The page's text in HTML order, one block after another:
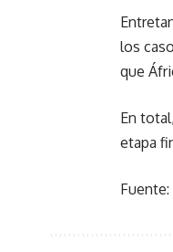
los
que
En
etapa